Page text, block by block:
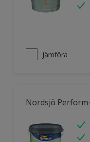
Jämföra
Nordsjö